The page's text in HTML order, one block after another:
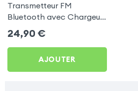
Transmetteur FM
Bluetooth avec Chargeur
Allume Cigare USB / USB-
C, C2 - Noir pour Nokia
X30 5G
24,90 €
AJOUTER